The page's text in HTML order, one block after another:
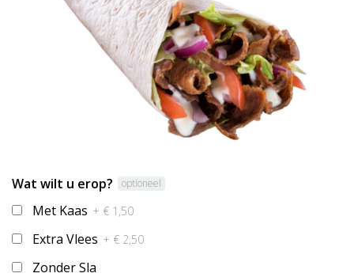
Wat wilt u erop? optioneel
Met Kaas + € 1,50
Extra Vlees + € 2,50
Zonder Sla